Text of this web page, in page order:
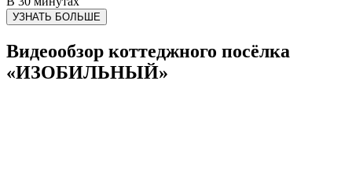
УЗНАТЬ БОЛЬШЕ
Видеообзор коттеджного посёлка
«ИЗОБИЛЬНЫЙ»